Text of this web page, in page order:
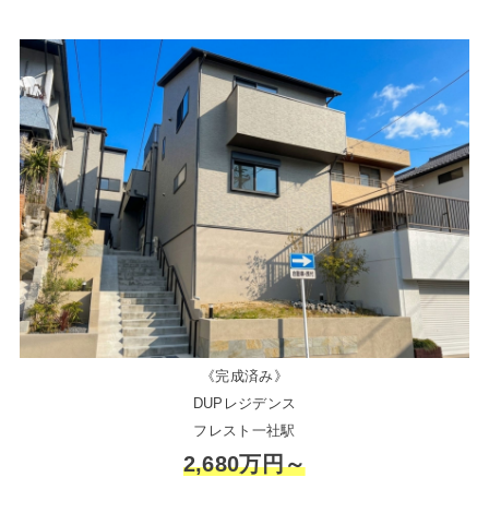
《完成済み》
DUPレジデンス
フレスト一社駅
2,680万円～